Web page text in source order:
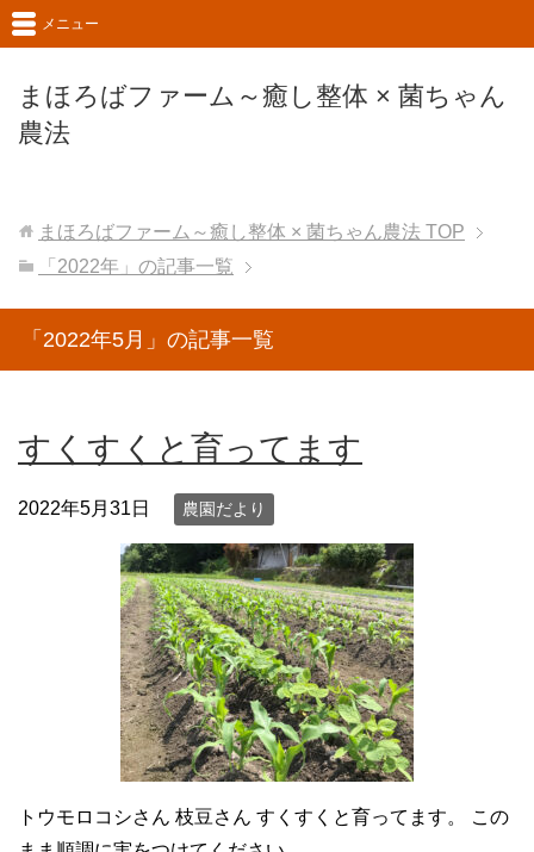
まほろばファーム～癒し整体 × 菌ちゃん
農法
メニュー
まほろばファーム～癒し整体 × 菌ちゃん農法 TOP
「2022年」の記事一覧
「2022年5月」の記事一覧
すくすくと育ってます
2022年5月31日 農園だより
トウモロコシさん 枝豆さん すくすくと育ってます。 この